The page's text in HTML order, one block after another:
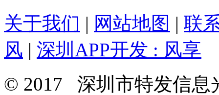
关于我们 | 网站地图 | 联
风 | 深圳APP开发 : 风享
© 2017 深圳市特发信息